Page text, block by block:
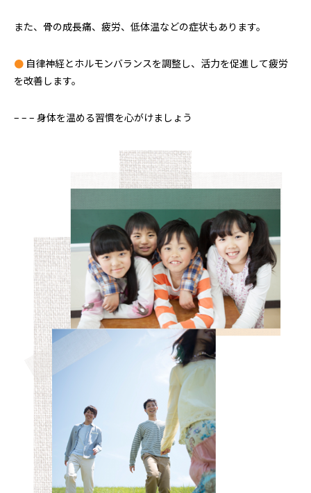
また、骨の成長痛、疲労、低体温などの症状もあります。
● 自律神経とホルモンバランスを調整し、活力を促進して疲労
を改善します。
– – – 身体を温める習慣を心がけましょう